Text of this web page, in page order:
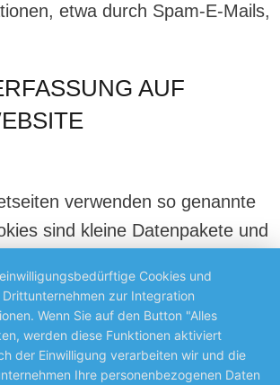
etwa durch Spam-E-Mails,
AUF
verwenden so genannte
sind kleine Datenpakete und
vorübergehend für die
(Session-Cookies) oder
Cookies) auf Ihrem
Session-Cookies werden
Cookies und
zur Integration
Wenn Sie auf den Button "Alles
werden diese Funktionen aktiviert
der Einwilligung verarbeiten wir und die
Ihre personenbezogenen Daten